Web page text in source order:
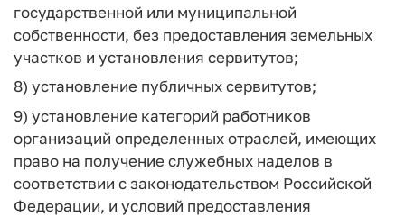
государственной или муниципальной
собственности, без предоставления земельных
участков и установления сервитутов;
8) установление публичных сервитутов;
9) установление категорий работников
организаций определенных отраслей, имеющих
право на получение служебных наделов в
соответствии с законодательством Российской
Федерации, и условий предоставления